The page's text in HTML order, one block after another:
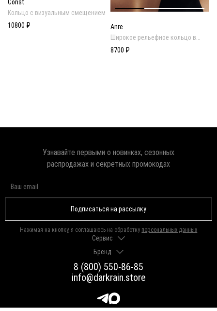
Const
Кольцо с визуальным смещением
10800 ₽
Anre
Широкое рельефное кольцо в
золотом покрытии
8700 ₽
8 (800) 550-86-85
info@darkrain.store
Сервис
Доставка и оплата
Гарантии и возврат
Как выбрать размер
Уход за украшениями
Яндекс Пэй
Долями
Бренд
О нас
Программа лояльности
Магазины
Узнавайте первыми о новинках, сезонных
распродажах и секретных промокодах
Подписаться на рассылку
Нажимая на кнопку, я соглашаюсь на обработку персональных данных